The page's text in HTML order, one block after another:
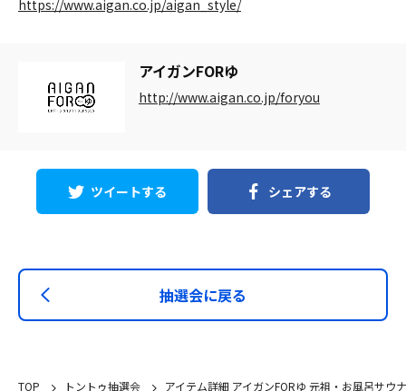
https://www.aigan.co.jp/aigan_style/
アイガンFORゆ
http://www.aigan.co.jp/foryou
ツイートする シェアする
抽選会に戻る
TOP トントゥ抽選会 アイテム詳細 アイガンFORゆ 元祖・お風呂サウ